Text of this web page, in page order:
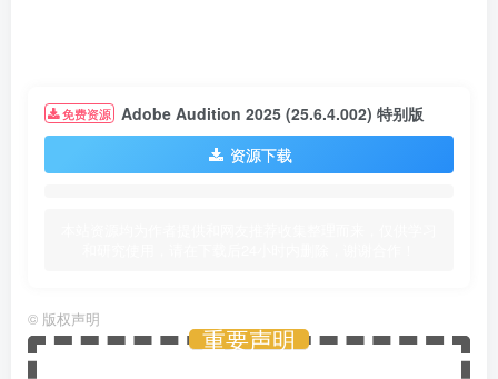
免费资源 Adobe Audition 2025 (25.6.4.002) 特别版
资源下载
© 版权声明
重要声明